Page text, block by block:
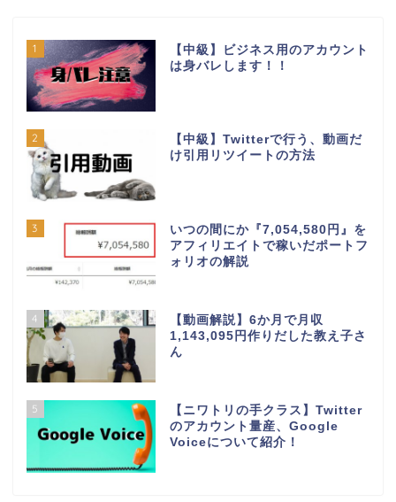
1
【中級】ビジネス用のアカウント
は身バレします！！
2
【中級】Twitterで行う、動画だ
け引用リツイートの方法
3
いつの間にか『7,054,580円』を
アフィリエイトで稼いだポートフ
ォリオの解説
4
【動画解説】6か月で月収
1,143,095円作りだした教え子さ
ん
5
【ニワトリの手クラス】Twitter
のアカウント量産、Google
Voiceについて紹介！